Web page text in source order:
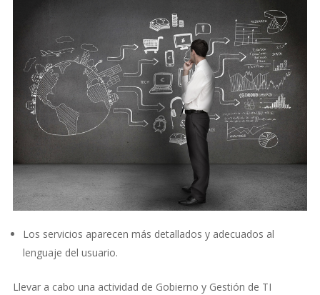
Los servicios aparecen más detallados y adecuados al
lenguaje del usuario.
Llevar a cabo una actividad de Gobierno y Gestión de TI